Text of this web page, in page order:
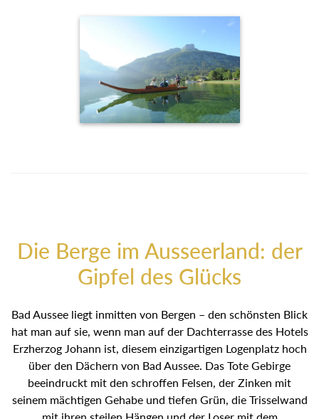
Die Berge im Ausseerland: der
Gipfel des Glücks
Bad Aussee liegt inmitten von Bergen – den schönsten Blick
hat man auf sie, wenn man auf der Dachterrasse des Hotels
Erzherzog Johann ist, diesem einzigartigen Logenplatz hoch
über den Dächern von Bad Aussee. Das Tote Gebirge
beeindruckt mit den schroffen Felsen, der Zinken mit
seinem mächtigen Gehabe und tiefen Grün, die Trisselwand